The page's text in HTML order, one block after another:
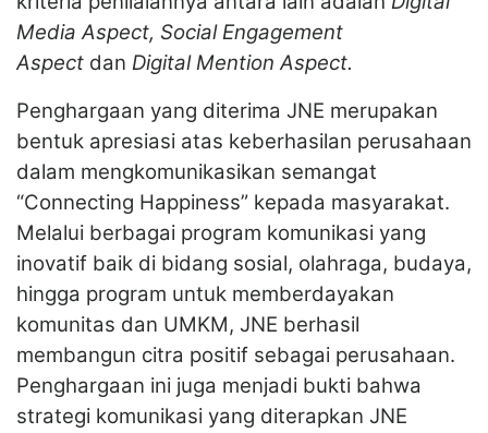
Media Aspect, Social Engagement
Aspect dan Digital Mention Aspect.
Penghargaan yang diterima JNE merupakan
bentuk apresiasi atas keberhasilan perusahaan
dalam mengkomunikasikan semangat
“Connecting Happiness” kepada masyarakat.
Melalui berbagai program komunikasi yang
inovatif baik di bidang sosial, olahraga, budaya,
hingga program untuk memberdayakan
komunitas dan UMKM, JNE berhasil
membangun citra positif sebagai perusahaan.
Penghargaan ini juga menjadi bukti bahwa
strategi komunikasi yang diterapkan JNE